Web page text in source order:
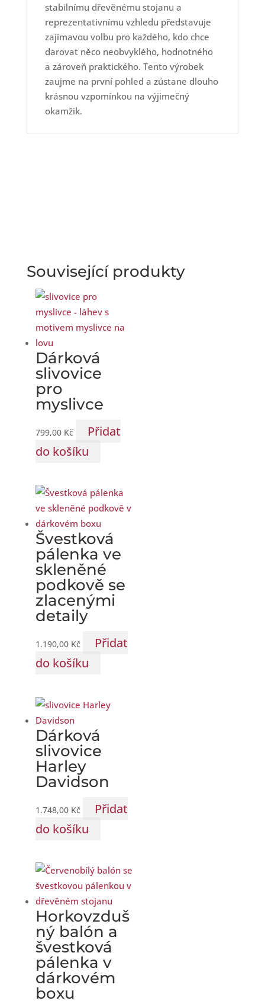
stabilnímu dřevěnému stojanu a
reprezentativnímu vzhledu představuje
zajímavou volbu pro každého, kdo chce
darovat něco neobvyklého, hodnotného
a zároveň praktického. Tento výrobek
zaujme na první pohled a zůstane dlouho
krásnou vzpomínkou na výjimečný
okamžik.
Související produkty
Dárková
slivovice
pro
myslivce
799,00 Kč
Přidat
do košíku
Švestková
pálenka ve
skleněné
podkově se
zlacenými
detaily
1.190,00 Kč
Přidat
do košíku
Dárková
slivovice
Harley
Davidson
1.748,00 Kč
Přidat
do košíku
Horkovzduš
ný balón a
švestková
pálenka v
dárkovém
boxu